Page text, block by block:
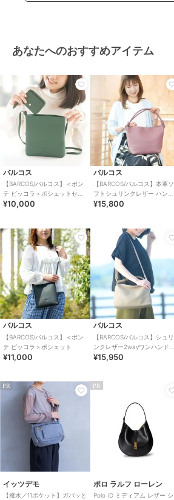
あなたへのおすすめアイテム
バルコス
【BARCOS/バルコス】＜ポン
テ ピッコラ＞ポシェットセッ
ト
¥10,000
バルコス
【BARCOS/バルコス】本革ソ
フトシュリンクレザー ハンド
ルデザインホーボーバッグ
¥15,800
バルコス
【BARCOS/バルコス】＜ポン
テ ピッコラ＞ポシェット
¥11,000
バルコス
【BARCOS/バルコス】シュリ
ンクレザー2wayワンハンドバ
ッグ
¥15,950
PR
イッツデモ
【撥水／11ポケット】ガバッと
PR
ポロ ラルフ ローレン
Polo ID ミディアム レザー シ